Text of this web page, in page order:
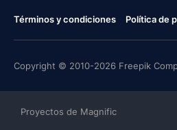
Términos y condiciones Política de
Copyright © 2010-2026 Freepik
Proyectos de Magnific